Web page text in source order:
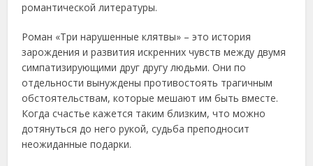
романтической литературы.
Роман «Три нарушенные клятвы» – это история
зарождения и развития искренних чувств между двумя
симпатизирующими друг другу людьми. Они по
отдельности вынуждены противостоять трагичным
обстоятельствам, которые мешают им быть вместе.
Когда счастье кажется таким близким, что можно
дотянуться до него рукой, судьба преподносит
неожиданные подарки.